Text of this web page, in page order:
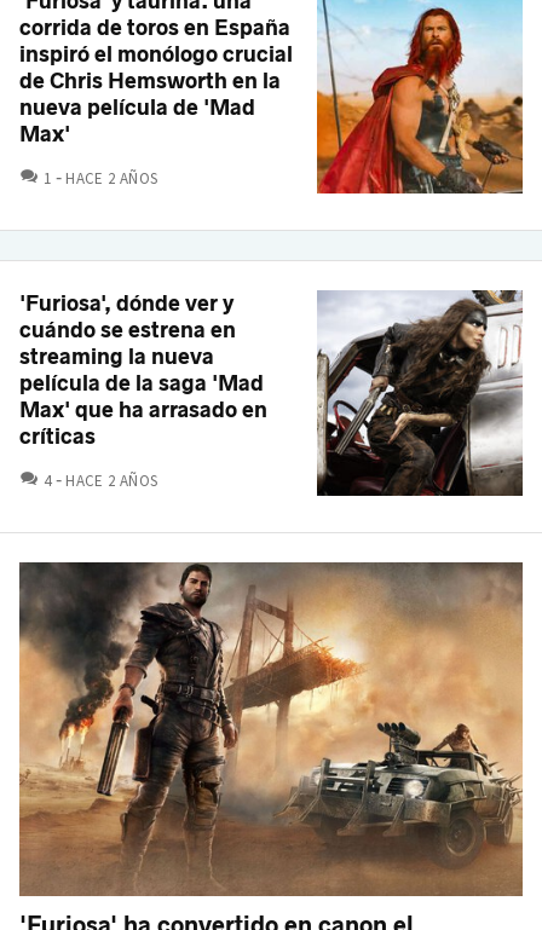
corrida de toros en España
inspiró el monólogo crucial
de Chris Hemsworth en la
nueva película de 'Mad
Max'
1 COMENTARIOS
HACE 2 AÑOS
'Furiosa', dónde ver y
cuándo se estrena en
streaming la nueva
película de la saga 'Mad
Max' que ha arrasado en
críticas
4 COMENTARIOS
HACE 2 AÑOS